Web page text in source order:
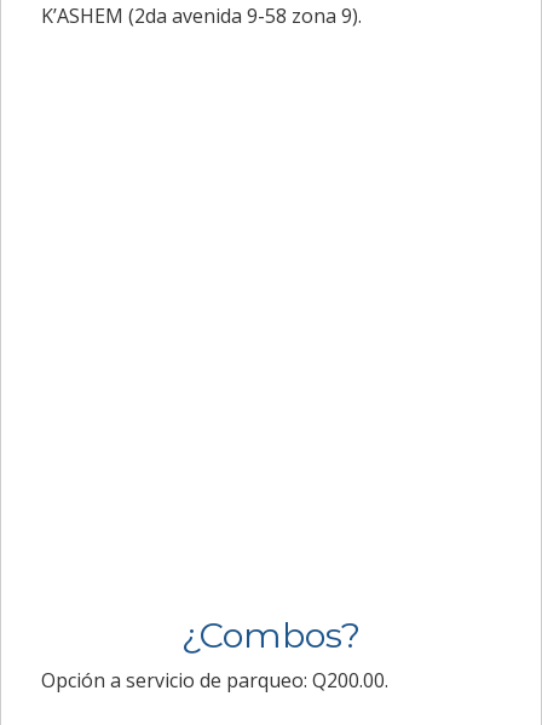
K’ASHEM (2da avenida 9-58 zona 9).
¿Combos?
Opción a servicio de parqueo: Q200.00.